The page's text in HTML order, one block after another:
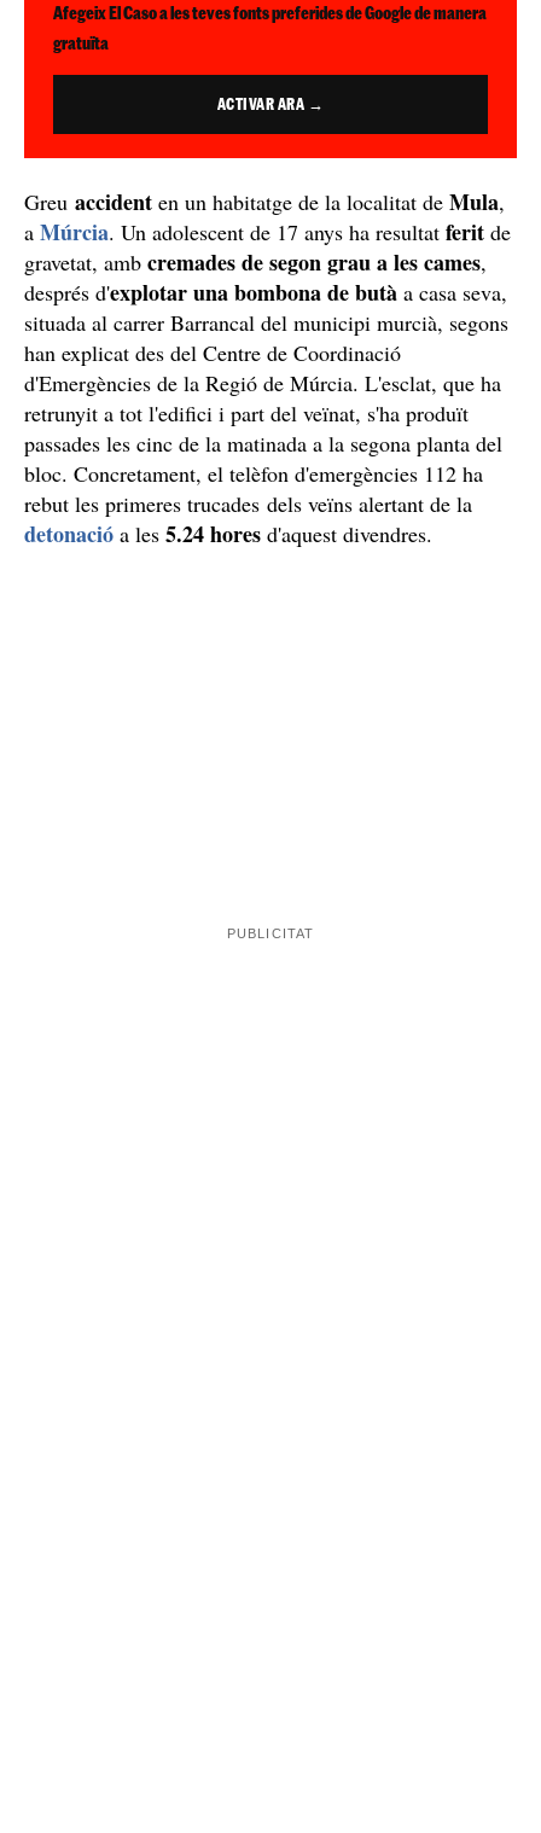
Afegeix El Caso a les teves fonts preferides de Google de manera
gratuïta
ACTIVAR ARA →
Greu accident en un habitatge de la localitat de Mula,
a Múrcia. Un adolescent de 17 anys ha resultat ferit de
gravetat, amb cremades de segon grau a les cames,
després d'explotar una bombona de butà a casa seva,
situada al carrer Barrancal del municipi murcià, segons
han explicat des del Centre de Coordinació
d'Emergències de la Regió de Múrcia. L'esclat, que ha
retrunyit a tot l'edifici i part del veïnat, s'ha produït
passades les cinc de la matinada a la segona planta del
bloc. Concretament, el telèfon d'emergències 112 ha
rebut les primeres trucades dels veïns alertant de la
detonació a les 5.24 hores d'aquest divendres.